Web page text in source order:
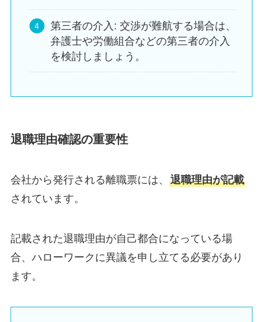
第三者の介入: 交渉が難航する場合は、
弁護士や労働組合などの第三者の介入
を検討しましょう。
退職理由確認の重要性
会社から発行される離職票には、 退職理由が記載
されています。
記載された退職理由が自己都合になっている場
合、ハローワークに異議を申し立てる必要があり
ます。